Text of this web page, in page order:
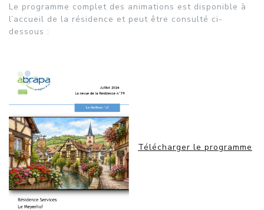
Le programme complet des animations est disponible à
l’accueil de la résidence et peut être consulté ci-
dessous :
Télécharger le programme